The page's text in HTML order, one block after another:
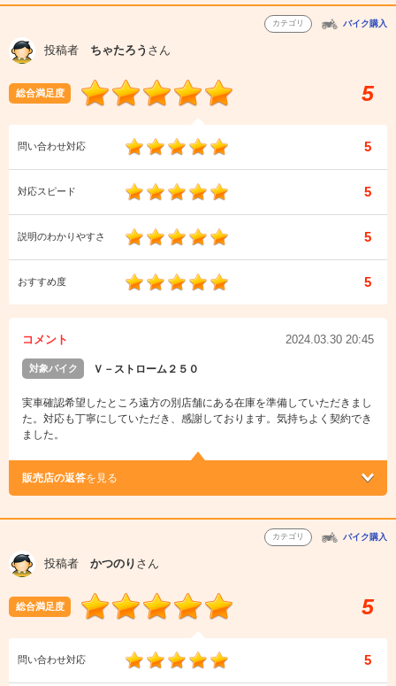
カテゴリ バイク購入
投稿者 ちゃたろう さん
総合満足度 5
問い合わせ対応 5
対応スピード 5
説明のわかりやすさ 5
おすすめ度 5
コメント 2024.03.30 20:45
対象バイク Ｖ－ストローム２５０
実車確認希望したところ遠方の別店舗にある在庫を準備していただきまし
た。対応も丁寧にしていただき、感謝しております。気持ちよく契約でき
ました。
販売店の返答を見る
カテゴリ バイク購入
投稿者 かつのり さん
総合満足度 5
問い合わせ対応 5